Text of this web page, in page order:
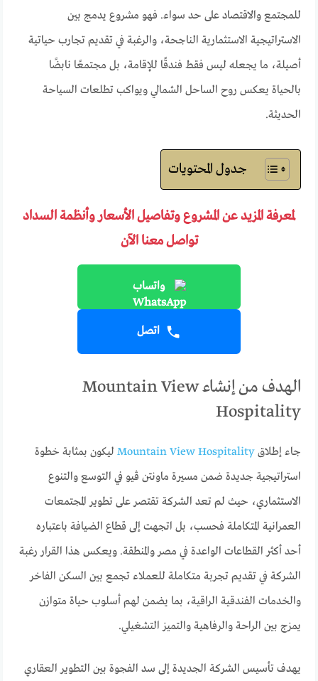
للمجتمع والاقتصاد على حد سواء. فهو مشروع يدمج بين
الاستراتيجية الاستثمارية الناجحة، والرغبة في تقديم تجارب حياتية
أصيلة، ما يجعله ليس فقط فندقًا للإقامة، بل مجتمعًا نابضًا
بالحياة يعكس روح الساحل الشمالي ويواكب تطلعات السياحة
الحديثة.
جدول المحتويات
لمعرفة المزيد عن المشروع وتفاصيل الأسعار وأنظمة السداد
تواصل معنا الآن
واتساب
اتصل
الهدف من إنشاء Mountain View
Hospitality
جاء إطلاقMountain View Hospitality ليكون بمثابة خطوة
استراتيجية جديدة ضمن مسيرة ماونتن ڤيو في التوسع والتنوع
الاستثماري، حيث لم تعد الشركة تقتصر على تطوير المجتمعات
العمرانية المتكاملة فحسب، بل اتجهت إلى قطاع الضيافة باعتباره
أحد أكثر القطاعات الواعدة في مصر والمنطقة. ويعكس هذا القرار رغبة
الشركة في تقديم تجربة متكاملة للعملاء تجمع بين السكن الفاخر
والخدمات الفندقية الراقية، بما يضمن لهم أسلوب حياة متوازن
يمزج بين الراحة والرفاهية والتميز التشغيلي.
يهدف تأسيس الشركة الجديدة إلى سد الفجوة بين التطوير العقاري